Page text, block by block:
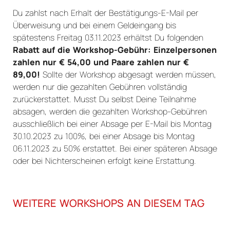
Du zahlst nach Erhalt der Bestätigungs-E-Mail per
Überweisung und bei einem Geldeingang bis
spätestens Freitag 03.11.2023 erhältst Du folgenden
Rabatt auf die Workshop-Gebühr: Einzelpersonen
zahlen nur € 54,00 und Paare zahlen nur €
89,00! Sollte der Workshop abgesagt werden müssen,
werden nur die gezahlten Gebühren vollständig
zurückerstattet. Musst Du selbst Deine Teilnahme
absagen, werden die gezahlten Workshop-Gebühren
ausschließlich bei einer Absage per E-Mail bis Montag
30.10.2023 zu 100%, bei einer Absage bis Montag
06.11.2023 zu 50% erstattet. Bei einer späteren Absage
oder bei Nichterscheinen erfolgt keine Erstattung.
WEITERE WORKSHOPS AN DIESEM TAG